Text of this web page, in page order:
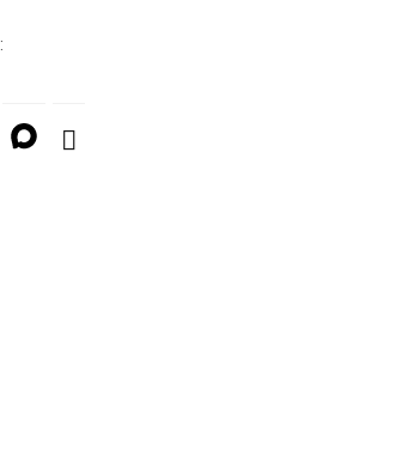
беговая трасса для
15:02
к чемпионам: в Твери отметили